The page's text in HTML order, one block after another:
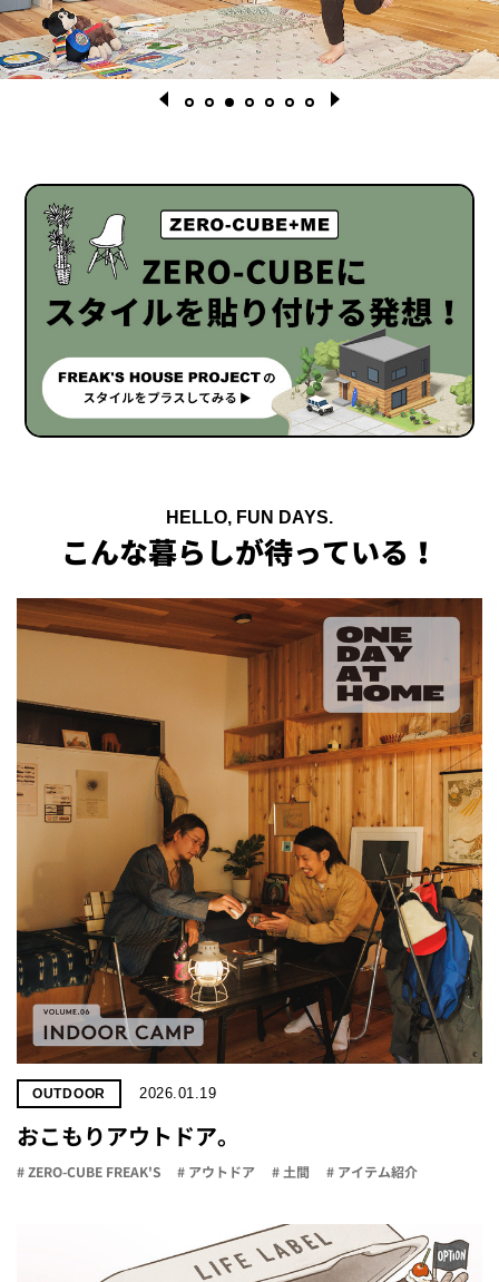
1 2 3 4 5 6 7
HELLO, FUN DAYS.
こんな暮らしが待っている！
OUTDOOR 2026.01.19
おこもりアウトドア。
# ZERO-CUBE FREAK'S # アウトドア # 土間 # アイテム紹介